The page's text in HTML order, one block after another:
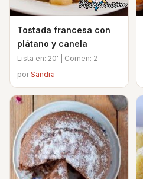
Tostada francesa con
plátano y canela
Lista en: 20' | Comen: 2
porSandra